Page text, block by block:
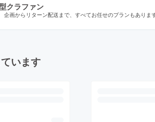
クラファン
企画からリターン配送まで、すべてお任せのプランもありま
います